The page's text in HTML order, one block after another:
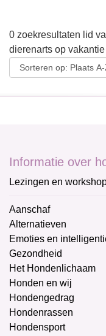
0 zoekresultaten lid
dierenarts op
Informatie over
Lezingen en
Aanschaf
Alternatieven
Emoties en
Gezondheid
Het Hondenlichaam
Honden en wij
Hondengedrag
Hondenrassen
Hondensport